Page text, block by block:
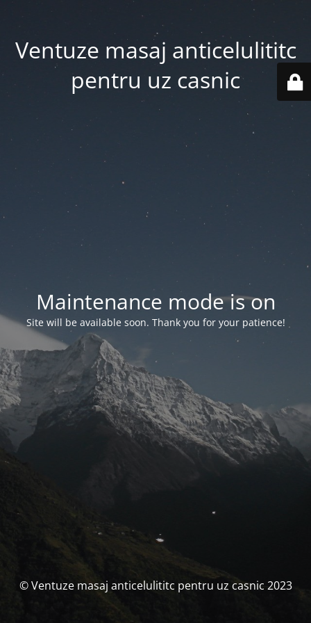
Ventuze masaj anticelulititc
pentru uz casnic
Maintenance mode is on
Site will be available soon. Thank you for your patience!
© Ventuze masaj anticelulititc pentru uz casnic 2023